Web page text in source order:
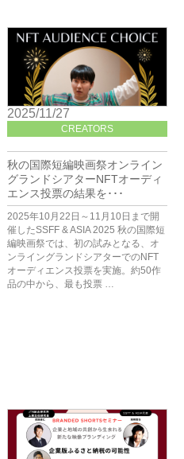
2025/11/27
CREATORS
秋の国際短編映画祭オンライン
グランドシアターNFTオーディ
エンス投票の結果を･･･
2025年10月22日～11月10日まで開
催したSSFF & ASIA 2025 秋の国際短
編映画祭では、初の試みとなる、オ
ンライングランドシアターでのNFT
オーディエンス投票を実施。約50作
品の中から、最も投票 …